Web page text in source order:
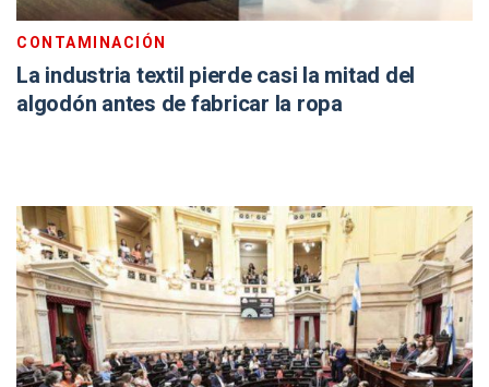
CONTAMINACIÓN
La industria textil pierde casi la mitad del
algodón antes de fabricar la ropa